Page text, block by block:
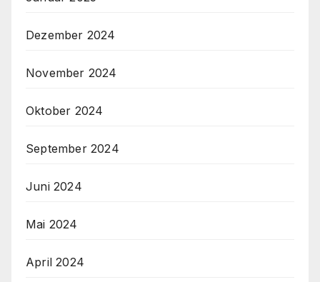
Dezember 2024
November 2024
Oktober 2024
September 2024
Juni 2024
Mai 2024
April 2024